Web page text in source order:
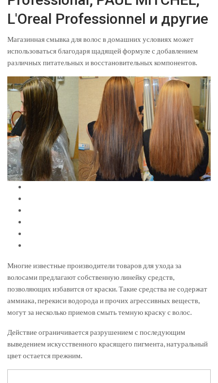
L'Oreal Professionnel и другие
Магазинная смывка для волос в домашних условиях может
использоваться благодаря щадящей формуле с добавлением
различных питательных и восстановительных компонентов.
Многие известные производители товаров для ухода за
волосами предлагают собственную линейку средств,
позволяющих избавится от краски. Такие средства не содержат
аммиака, перекиси водорода и прочих агрессивных веществ,
могут за несколько приемов смыть темную краску с волос.
Действие ограничивается разрушением с последующим
выведением искусственного красящего пигмента, натуральный
цвет остается прежним.